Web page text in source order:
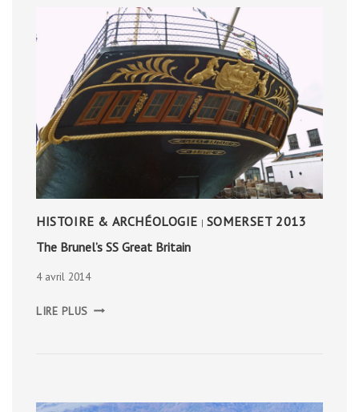
HISTOIRE & ARCHÉOLOGIE | SOMERSET 2013
The Brunel’s SS Great Britain
4 avril 2014
LIRE PLUS BRUNEL’S